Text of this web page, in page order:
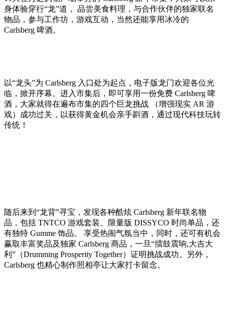
身体验穿行“龙”道， 品尝美食料理，与合作伙伴的独家联名
物品，参与工作坊，游戏互动，当然还能享用冰冷的
Carlsberg 啤酒。
以“龙头”为 Carlsberg 入口处为起点，电子版龙门欢迎各位光
临，掀开序幕。进入市集后，即可享用一份免费 Carlsberg 啤
酒，大家就得在遍布市集的四个巨龙挑战 （增强现实 AR 游
戏）成功过关，以获得黄金机会亲手斟酒，通过现代科技玩转
传统！
随后来到“龙背”寻宝，发现各种酷炫 Carlsberg 新年联名物
品，包括 TNTCO 游戏套装、限量版 DISSYCO 时尚单品，还
有独特 Gumme 饰品。 享受热闹气氛当中，同时，还可有机会
赢取丰富奖品及独家 Carlsberg 商品，一旦“擂鼓震响,大吉大
利”（Drumming Prosperity Together）证明挑战成功。另外，
Carlsberg 也精心制作照相亭让大家打卡留念。